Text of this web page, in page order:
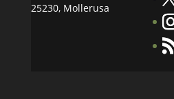
25230, Mollerusa